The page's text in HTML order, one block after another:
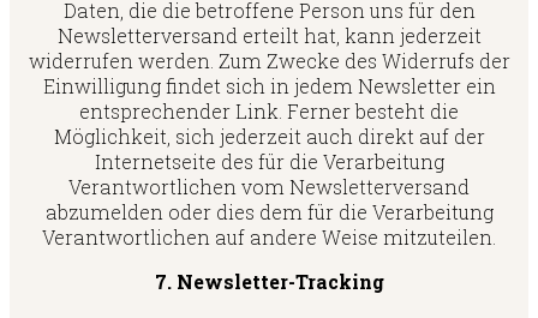
Daten, die die betroffene Person uns für den
Newsletterversand erteilt hat, kann jederzeit
widerrufen werden. Zum Zwecke des Widerrufs der
Einwilligung findet sich in jedem Newsletter ein
entsprechender Link. Ferner besteht die
Möglichkeit, sich jederzeit auch direkt auf der
Internetseite des für die Verarbeitung
Verantwortlichen vom Newsletterversand
abzumelden oder dies dem für die Verarbeitung
Verantwortlichen auf andere Weise mitzuteilen.
7. Newsletter-Tracking